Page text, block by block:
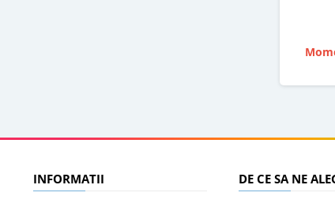
INFORMATII DE CE SA NE